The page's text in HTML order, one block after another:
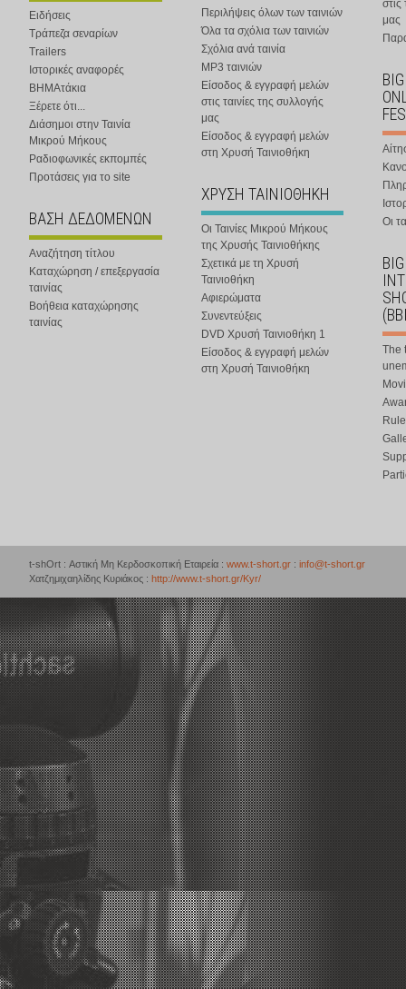
Ειδήσεις
Τράπεζα σεναρίων
Trailers
Ιστορικές αναφορές
ΒΗΜΑτάκια
Ξέρετε ότι...
Διάσημοι στην Ταινία
Μικρού Μήκους
Ραδιοφωνικές εκπομπές
Προτάσεις για το site
ΒΑΣΗ ΔΕΔΟΜΕΝΩΝ
Αναζήτηση τίτλου
Καταχώρηση / επεξεργασία
ταινίας
Βοήθεια καταχώρησης
ταινίας
Περιλήψεις όλων των ταινιών
Όλα τα σχόλια των ταινιών
Σχόλια ανά ταινία
MP3 ταινιών
Είσοδος & εγγραφή μελών
στις ταινίες της συλλογής
μας
Είσοδος & εγγραφή μελών
στη Χρυσή Ταινιοθήκη
ΧΡΥΣΗ ΤΑΙΝΙΟΘΗΚΗ
Οι Ταινίες Μικρού Μήκους
της Χρυσής Ταινιοθήκης
Σχετικά με τη Χρυσή
Ταινιοθήκη
Αφιερώματα
Συνεντεύξεις
DVD Χρυσή Ταινιοθήκη 1
Είσοδος & εγγραφή μελών
στη Χρυσή Ταινιοθήκη
στις
μας
Οι
The
t-shOrt : Αστική Μη Κερδοσκοπική Εταιρεία : www.t-short.gr : info@t-short.gr
Χατζημιχαηλίδης Κυριάκος : http://www.t-short.gr/Kyr/